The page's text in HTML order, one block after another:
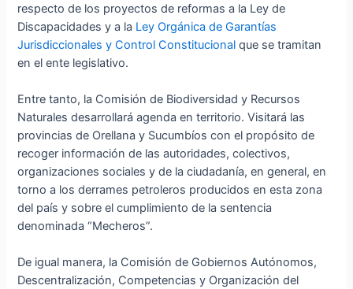
respecto de los proyectos de reformas a la Ley de
Discapacidades y a la Ley Orgánica de Garantías
Jurisdiccionales y Control Constitucional que se tramitan
en el ente legislativo.
Entre tanto, la Comisión de Biodiversidad y Recursos
Naturales desarrollará agenda en territorio. Visitará las
provincias de Orellana y Sucumbíos con el propósito de
recoger información de las autoridades, colectivos,
organizaciones sociales y de la ciudadanía, en general, en
torno a los derrames petroleros producidos en esta zona
del país y sobre el cumplimiento de la sentencia
denominada “Mecheros”.
De igual manera, la Comisión de Gobiernos Autónomos,
Descentralización, Competencias y Organización del